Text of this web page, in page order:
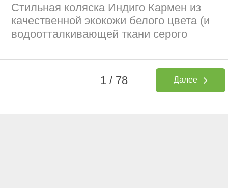
Стильная коляска Индиго Кармен из
качественной экокожи белого цвета (и
водоотталкивающей ткани серого
1 / 78 Далее